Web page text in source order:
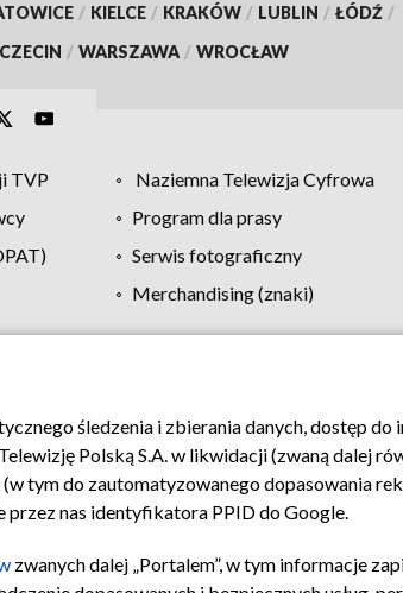
/ KIELCE / KRAKÓW / LUBLIN / ŁÓDŹ /
/ WARSZAWA / WROCŁAW
TVP Naziemna Telewizja Cyfrowa
Program dla prasy
Serwis fotograficzny
Merchandising (znaki)
Pomoc Biuro reklamy Kontakt
śledzenia i zbierania danych, dostęp do
Polską S.A. w likwidacji (zwaną dalej
tym do zautomatyzowanego dopasowania
przez nas identyfikatora PPID do Google.
zwanych dalej „Portalem”, w tym informacje